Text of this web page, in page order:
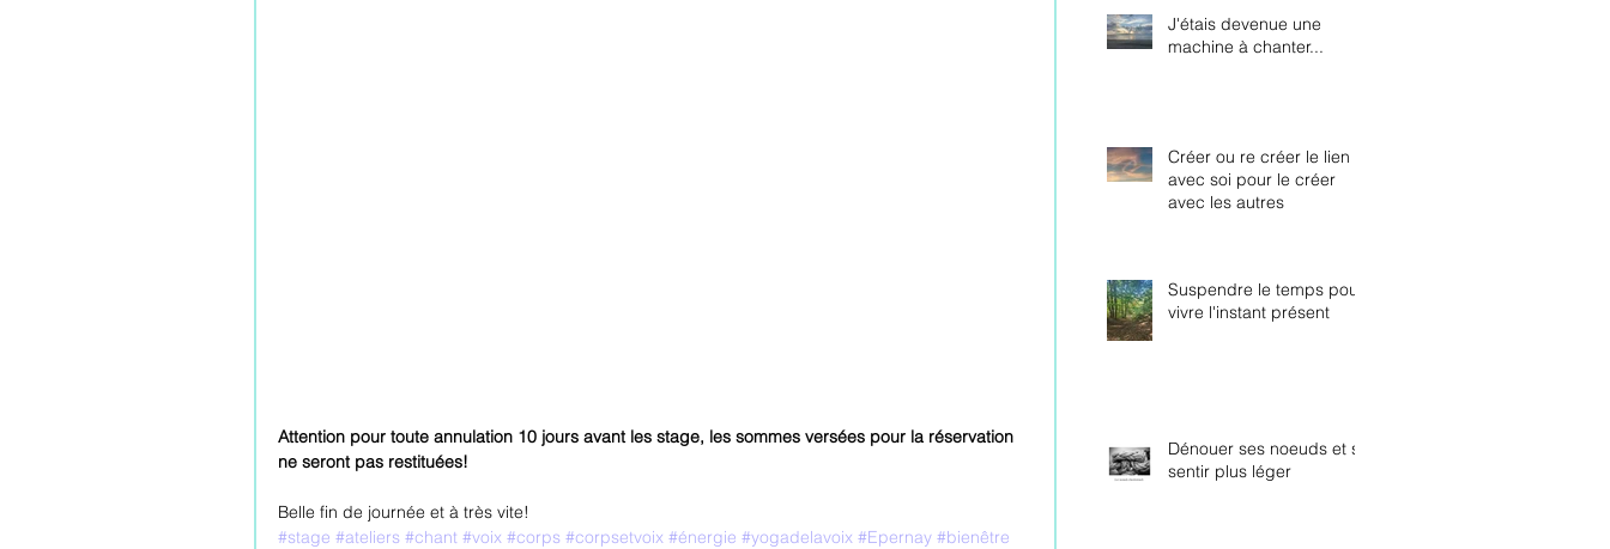
Attention pour toute annulation 10 jours avant les stage, les sommes versées pour la réservation
ne seront pas restituées!
Belle fin de journée et à très vite!
#stage #ateliers #chant #voix #corps #corpsetvoix #énergie #yogadelavoix #Epernay #bienêtre
J'étais devenue une
machine à chanter...
Créer ou re créer le lien
avec soi pour le créer
avec les autres
Suspendre le temps pour
vivre l'instant présent
Dénouer ses noeuds et se
sentir plus léger